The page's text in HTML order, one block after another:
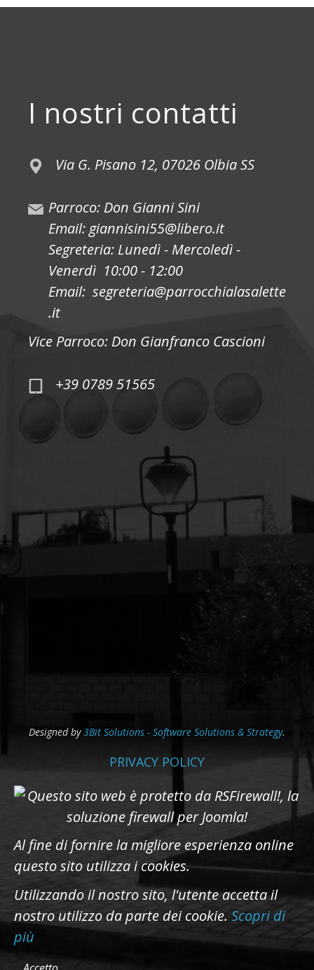
I nostri contatti
Via G. Pisano 12, 07026 Olbia SS
Parroco: Don Gianni Sini
Email: giannisini55@libero.it
Segreteria: Lunedì - Mercoledì -
Venerdì 10:00 - 12:00
Email: segreteria@parrocchialasalette
.it
Vice Parroco: Don Gianfranco Cascioni
+39 0789 51565
Designed by3Bit Solutions - Software Solutions & Strategy.
PRIVACY POLICY
Al fine di fornire la migliore esperienza online
questo sito utilizza i cookies.
Utilizzando il nostro sito, l'utente accetta il
nostro utilizzo da parte dei cookie. Scopri di
più